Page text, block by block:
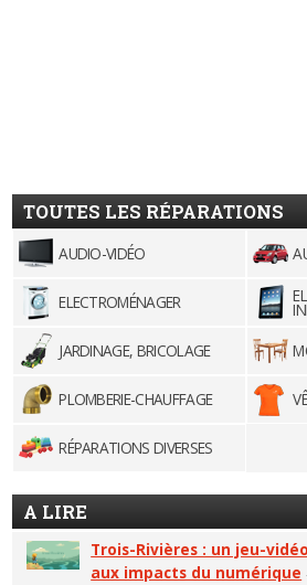
TOUTES LES RÉPARATIONS
AUDIO-VIDÉO
ELECTROMÉNAGER
JARDINAGE, BRICOLAGE
PLOMBERIE-CHAUFFAGE
RÉPARATIONS DIVERSES
A LIRE
Trois-Rivières : un jeu-
aux impacts du numérique